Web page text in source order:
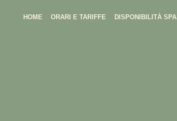
HOME ORARI E TARIFFE DISPONIBILITÀ SPA